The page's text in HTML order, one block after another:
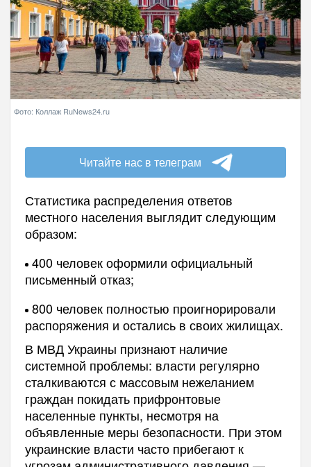
Фото: Коллаж RuNews24.ru
Читайте нас в телеграм
Статистика распределения ответов
местного населения выглядит следующим
образом:
400 человек оформили официальный
письменный отказ;
800 человек полностью проигнорировали
распоряжения и остались в своих жилищах.
В МВД Украины признают наличие
системной проблемы: власти регулярно
сталкиваются с массовым нежеланием
граждан покидать прифронтовые
населенные пункты, несмотря на
объявленные меры безопасности. При этом
украинские власти часто прибегают к